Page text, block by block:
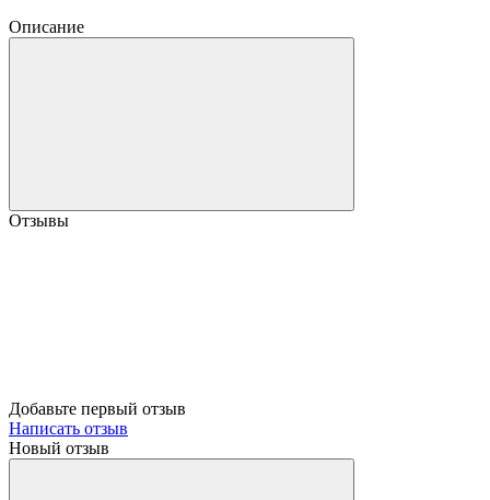
Описание
Отзывы
Добавьте первый отзыв
Написать отзыв
Новый отзыв